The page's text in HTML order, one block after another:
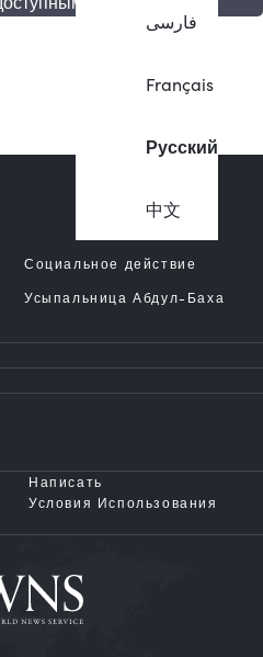
فارسی
Français
Русский
中文
Социальное действие
Усыпальница Абдул-Баха
Написать
Условия Использования